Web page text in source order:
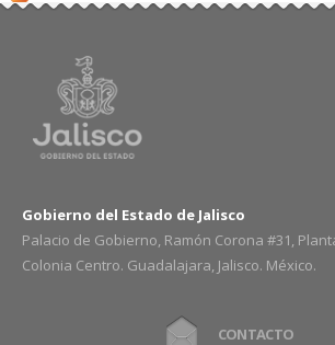
Gobierno del Estado de Jalisco
Palacio de Gobierno, Ramón Corona #31,
Colonia Centro. Guadalajara, Jalisco. México.
CONTACTO